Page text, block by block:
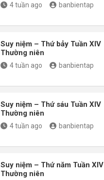
4 tuần ago banbientap
Suy niệm – Thứ bảy Tuần XIV
Thường niên
4 tuần ago banbientap
Suy niệm – Thứ sáu Tuần XIV
Thường niên
4 tuần ago banbientap
Suy niệm – Thứ năm Tuần XIV
Thường niên